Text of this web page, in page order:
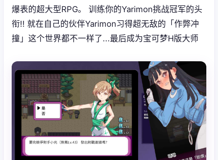
爆表的超大型RPG。 训练你的Yarimon挑战冠军的头
衔!! 就在自己的伙伴Yarimon习得超无敌的「作弊冲
撞」这个世界都不一样了...最后成为宝可梦H版大师